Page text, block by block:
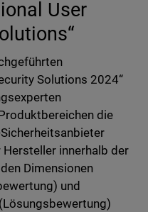
User
Solutions 2024“
die
innerhalb der
Dimensionen
und